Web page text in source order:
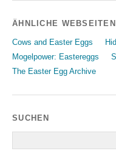
ÄHNLICHE
Cows and Easter Eggs
Mogelpower: Eastereggs
The Easter Egg Archive
SUCHEN